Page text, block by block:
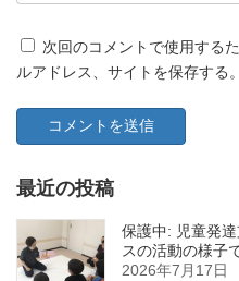
次回のコメントで使用する
ルアドレス、サイトを保存する。
最近の投稿
保護中: 児童発
スの活動の様子
2026年7月17日